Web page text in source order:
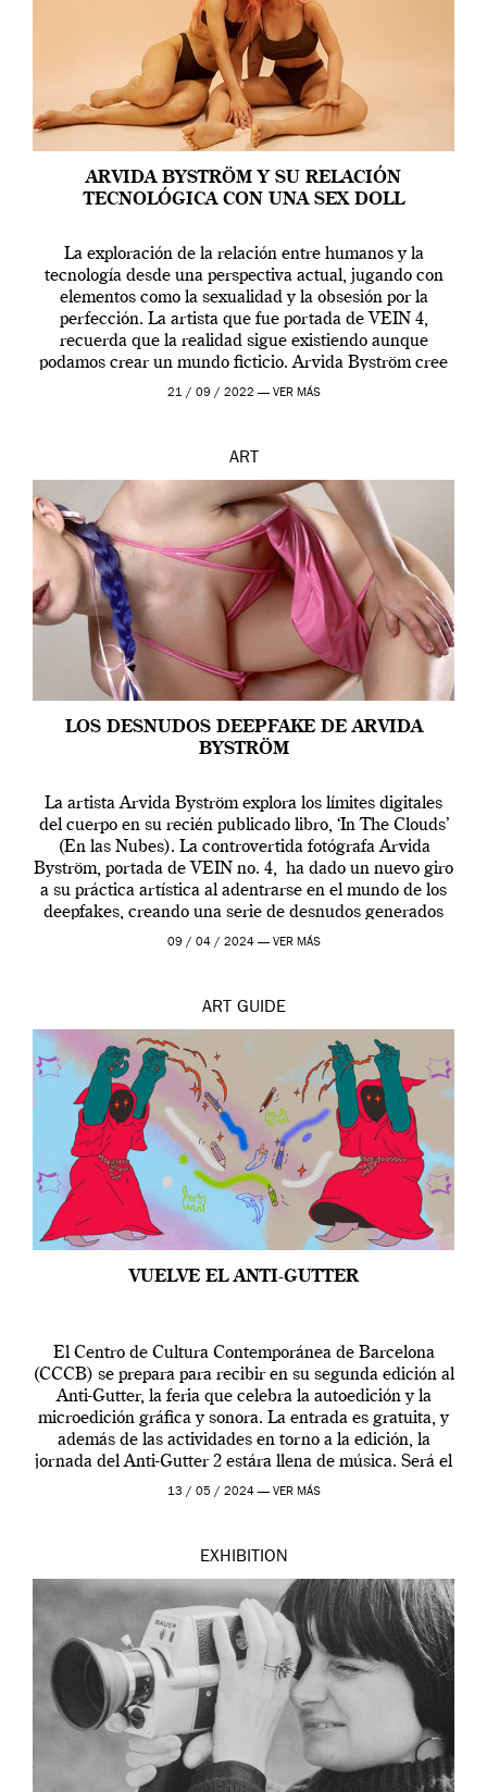
ARVIDA BYSTRÖM Y SU RELACIÓN
TECNOLÓGICA CON UNA SEX DOLL
La exploración de la relación entre humanos y la
tecnología desde una perspectiva actual, jugando con
elementos como la sexualidad y la obsesión por la
perfección. La artista que fue portada de VEIN 4,
recuerda que la realidad sigue existiendo aunque
podamos crear un mundo ficticio. Arvida Byström cree
que los humanos tienen un complejo […]
21 / 09 / 2022 — VER MÁS
ART
LOS DESNUDOS DEEPFAKE DE ARVIDA
BYSTRÖM
La artista Arvida Byström explora los límites digitales
del cuerpo en su recién publicado libro, ‘In The Clouds’
(En las Nubes). La controvertida fotógrafa Arvida
Byström, portada de VEIN no. 4, ha dado un nuevo giro
a su práctica artística al adentrarse en el mundo de los
deepfakes, creando una serie de desnudos generados
por […]
09 / 04 / 2024 — VER MÁS
ART GUIDE
VUELVE EL ANTI-GUTTER
El Centro de Cultura Contemporánea de Barcelona
(CCCB) se prepara para recibir en su segunda edición al
Anti-Gutter, la feria que celebra la autoedición y la
microedición gráfica y sonora. La entrada es gratuita, y
además de las actividades en torno a la edición, la
jornada del Anti-Gutter 2 estára llena de música. Será el
[…]
13 / 05 / 2024 — VER MÁS
EXHIBITION